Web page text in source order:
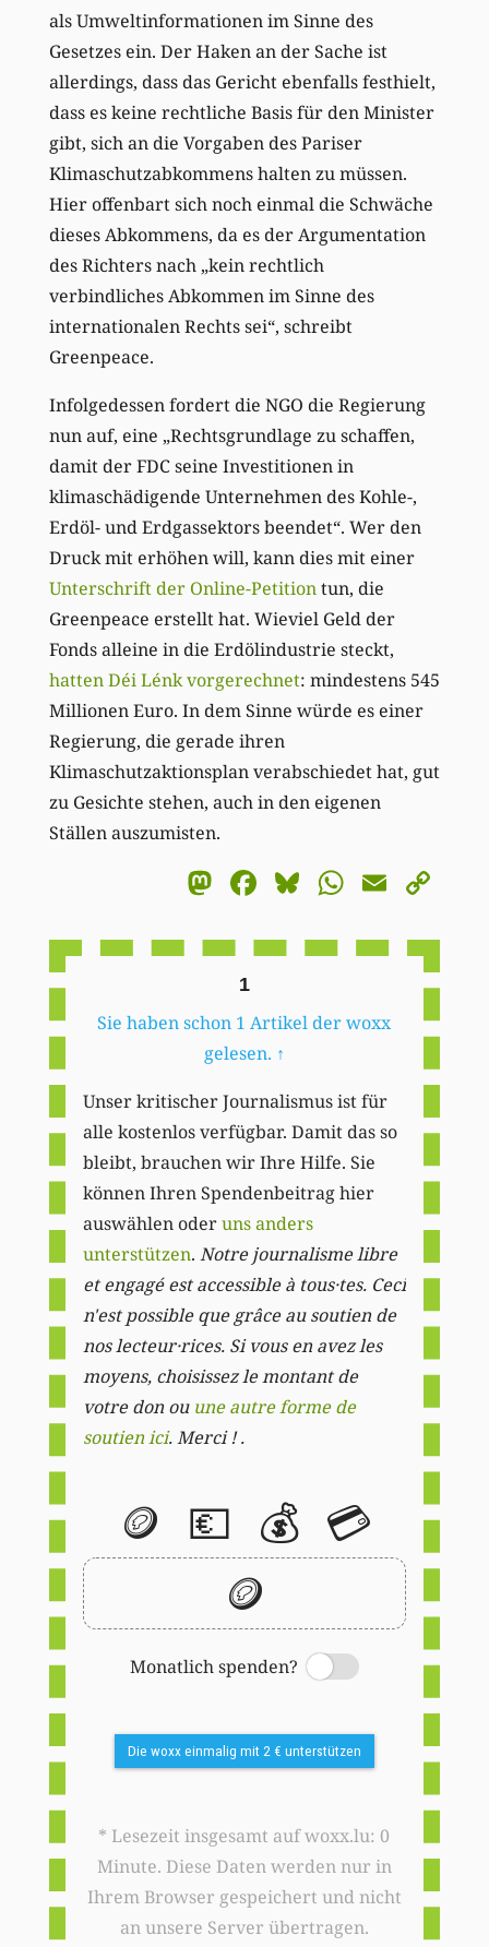
als Umweltinformationen im Sinne des
Gesetzes ein. Der Haken an der Sache ist
allerdings, dass das Gericht ebenfalls festhielt,
dass es keine rechtliche Basis für den Minister
gibt, sich an die Vorgaben des Pariser
Klimaschutzabkommens halten zu müssen.
Hier offenbart sich noch einmal die Schwäche
dieses Abkommens, da es der Argumentation
des Richters nach „kein rechtlich
verbindliches Abkommen im Sinne des
internationalen Rechts sei“, schreibt
Greenpeace.
Infolgedessen fordert die NGO die Regierung
nun auf, eine „Rechtsgrundlage zu schaffen,
damit der FDC seine Investitionen in
klimaschädigende Unternehmen des Kohle-,
Erdöl- und Erdgassektors beendet“. Wer den
Druck mit erhöhen will, kann dies mit einer
Unterschrift der Online-Petitiontun, die
Greenpeace erstellt hat. Wieviel Geld der
Fonds alleine in die Erdölindustrie steckt,
hatten Déi Lénk vorgerechnet: mindestens 545
Millionen Euro. In dem Sinne würde es einer
Regierung, die gerade ihren
Klimaschutzaktionsplan verabschiedet hat, gut
zu Gesichte stehen, auch in den eigenen
Ställen auszumisten.
Mastodon
Facebook
BlueskyEmail
1
Sie haben schon 1 Artikel der woxx
gelesen. ↑
Unser kritischer Journalismus ist für
alle kostenlos verfügbar. Damit das so
bleibt, brauchen wir Ihre Hilfe. Sie
können Ihren Spendenbeitrag hier
auswählen oderuns anders
unterstützen. Notre journalisme libre
et engagé est accessible à tous·tes. Ceci
n'est possible que grâce au soutien de
nos lecteur·rices. Si vous en avez les
moyens, choisissez le montant de
votre don ou une autre forme de
soutien ici. Merci ! .
🪙 💶 💰 💳
🪙
Monatlich spenden?
Switch
Die woxx einmalig mit 2 € unterstützen
* Lesezeit insgesamt auf woxx.lu: 0
Minute. Diese Daten werden nur in
Ihrem Browser gespeichert und nicht
an unsere Server übertragen.